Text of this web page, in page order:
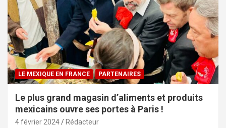
LE MEXIQUE EN FRANCE PARTENAIRES
Le plus grand magasin d’aliments et produits
mexicains ouvre ses portes à Paris !
4 février 2024 Rédacteur